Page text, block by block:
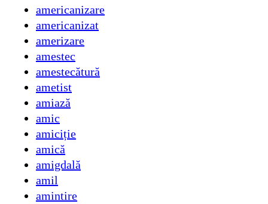
americanizare
americanizat
amerizare
amestec
amestecătură
ametist
amiază
amic
amiciție
amică
amigdală
amil
amintire